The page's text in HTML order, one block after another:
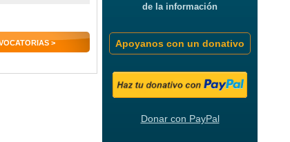
>
de la información
Apoyanos con un donativo
Donar con PayPal